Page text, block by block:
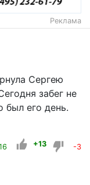
Реклама
Сергею
забег не
был его день.
+13 -3